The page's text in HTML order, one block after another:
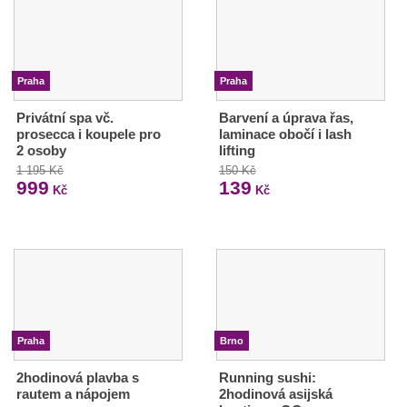
Praha
Privátní spa vč.
prosecca i koupele pro
2 osoby
1 195 Kč
999 Kč
Praha
Barvení a úprava řas,
laminace obočí i lash
lifting
150 Kč
139 Kč
Praha
2hodinová plavba s
rautem a nápojem
Brno
Running sushi:
2hodinová asijská